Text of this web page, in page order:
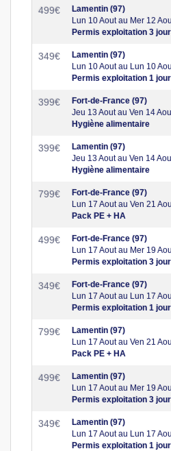
499€
Lamentin (97)
Lun 10 Aout au Mer 12
Permis exploitation 3
349€
Lamentin (97)
Lun 10 Aout au Lun 10
Permis exploitation 1 jour
399€
Fort-de-France (97)
Jeu 13 Aout au Ven 14
Hygiène alimentaire
399€
Lamentin (97)
Jeu 13 Aout au Ven 14
Hygiène alimentaire
799€
Fort-de-France (97)
Lun 17 Aout au Ven 21
Pack PE + HA
499€
Fort-de-France (97)
Lun 17 Aout au Mer 19
Permis exploitation 3
349€
Fort-de-France (97)
Lun 17 Aout au Lun 17
Permis exploitation 1 jour
799€
Lamentin (97)
Lun 17 Aout au Ven 21
Pack PE + HA
499€
Lamentin (97)
Lun 17 Aout au Mer 19
Permis exploitation 3
349€
Lamentin (97)
Lun 17 Aout au Lun 17
Permis exploitation 1 jour